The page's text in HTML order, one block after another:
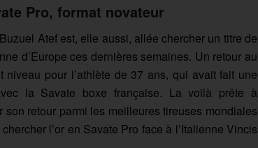
Pro, format novateur
Atef est, elle aussi, allée chercher un titre de
d’Europe ces dernières semaines. Un retour au
niveau pour l’athlète de 37 ans, qui avait fait une
la Savate boxe française. La voilà prête à
son retour parmi les meilleures tireuses mondiales
l’or en Savate Pro face à l’Italienne Vincis